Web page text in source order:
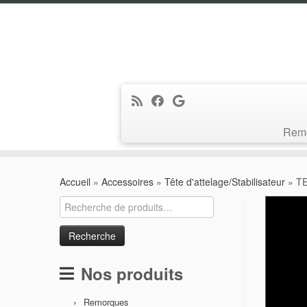
Accueil » Accessoires » Tête d'attelage/Stabilisateur »
Recherche
pour :
Nos produits
Remorques